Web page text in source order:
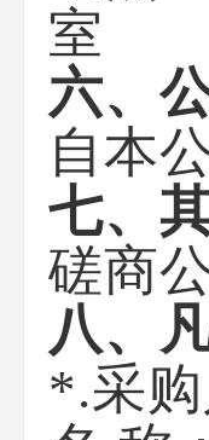
室
六、
自本
七、
磋商
八、
*.采